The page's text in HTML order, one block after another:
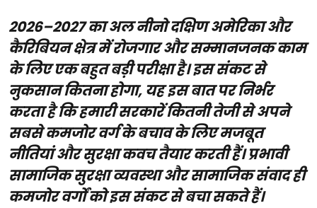
2026–2027 का अल नीनो दक्षिण अमेरिका और
कैरिबियन क्षेत्र में रोजगार और सम्मानजनक काम
के लिए एक बहुत बड़ी परीक्षा है। इस संकट से
नुकसान कितना होगा, यह इस बात पर निर्भर
करता है कि हमारी सरकारें कितनी तेजी से अपने
सबसे कमजोर वर्ग के बचाव के लिए मजबूत
नीतियां और सुरक्षा कवच तैयार करती हैं। प्रभावी
सामाजिक सुरक्षा व्यवस्था और सामाजिक संवाद ही
कमजोर वर्गों को इस संकट से बचा सकते हैं।